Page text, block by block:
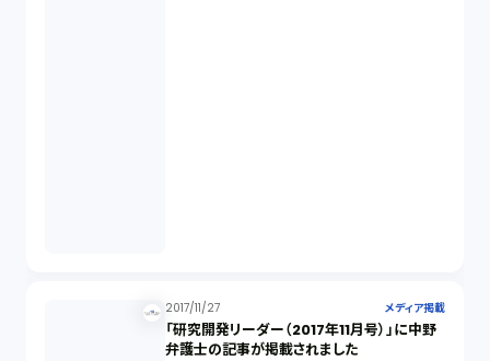
2017/11/27 メディア掲載
「研究開発リーダー（2017年11月号）」に中野
弁護士の記事が掲載されました